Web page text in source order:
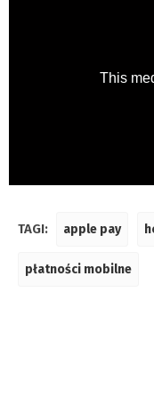
TAGI: apple pay
płatności mobilne